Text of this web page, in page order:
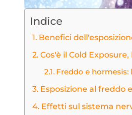
Indice
Benefici
Cos'è il Cold
Freddo e
Esposizione al freddo
Effetti sul sistema